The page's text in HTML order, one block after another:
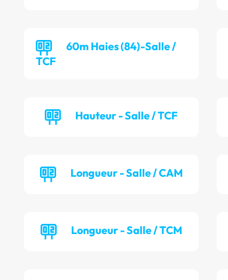
60m Haies (84)-Salle /
TCF
Hauteur - Salle / TCF
Longueur - Salle / CAM
Longueur - Salle / TCM